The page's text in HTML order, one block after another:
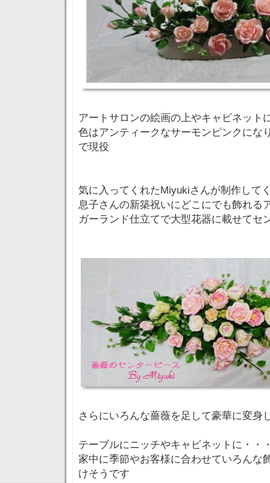
アートサロンの絵画の上やキャビネット
色はアンティークなサーモンピンクにな
で現役
気に入ってくれたMiyukiさんが制作して
息子さんの新築祝いにどこにでも飾れる
ガーランド仕立てで大型花器に載せてセ
さらにいろんな薔薇を足して豪華に変身
テーブルにニッチやキャビネットに・・
家中に季節やお客様に合わせていろんな
けそうです